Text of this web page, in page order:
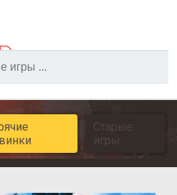
Старые
игры